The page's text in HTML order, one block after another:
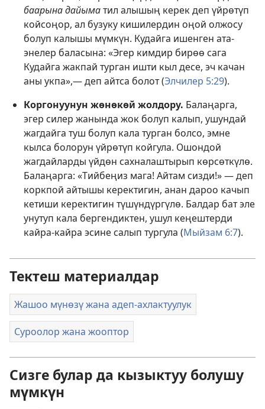
баарына дайыматил алышың керек деп үйрөтүп
койсоңор, ал бузуку кишилердин оңой олжосу
болуп калышы мүмкүн. Кудайга ишенген ата-
энелер баласына: «Эгер кимдир бирөө сага
Кудайга жакпай турган ишти кыл десе, эч качан
аны укпа»,— деп айтса болот (Элчилер 5:29).
Коргонуунун жөнөкөй жолдору. Балаңарга,
эгер силер жанында жок болуп калып, ушундай
жагдайга туш болуп кала турган болсо, эмне
кылса болорун үйрөтүп койгула. Ошондой
жагдайларды үйдөн сахналаштырып көрсөткүлө.
Балаңарга: «Тийбеңиз мага! Айтам сизди!» — деп
коркпой айтышы керектигин, анан дароо качып
кетиши керектигин түшүндүргүлө. Балдар бат эле
унутуп кала бергендиктен, ушул кеңештерди
кайра-кайра эсине салып тургула (Мыйзам 6:7).
Тектеш материалдар
Жашоо мүнөзү жана адеп-ахлактуулук
Суроолор жана жооптор
Сизге булар да кызыктуу болушу
мүмкүн